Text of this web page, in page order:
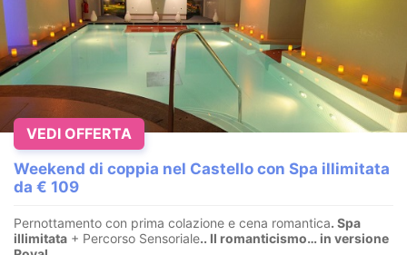
Weekend di coppia nel Castello con Spa illimitata
da € 109
Pernottamento con prima colazione e cena romantica. Spa
illimitata + Percorso Sensoriale.. Il romanticismo… in versione
VEDI OFFERTA